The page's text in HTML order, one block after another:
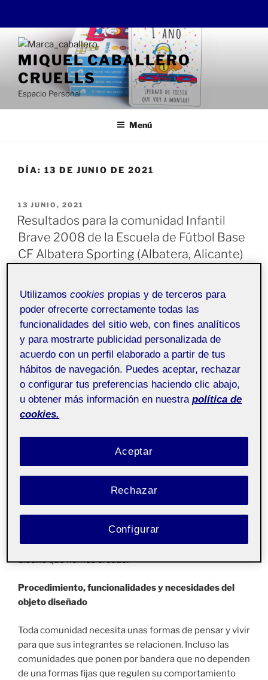
contenido
MIQUEL CABALLERO
CRUELLS
Espacio Personal
Menú
DÍA: 13 DE JUNIO DE 2021
PUBLICADO
EL
13 JUNIO, 2021
Resultados para la comunidad Infantil
Brave 2008 de la Escuela de Fútbol Base
CF Albatera Sporting (Albatera, Alicante)
Antropología del
diseño aula 1
Pública
La Escuela de Fútbol Base CF Albatera Sporting es un
proyecto que inició su andadura hace cuatro años. El
objetivo de sus promotores era la de crear un
escenario favorable al desarrollo social de los niños y
niñas del municipio a entorno al deporte, en este caso
Nuestro ámbito de trabajo ha sido el grupo de niños del
equipo infantil brave 2008. Se trata de un grupo de
unos 14 jugadores nacidos en el año 2008 y dos
entrenadores que han formado una pequeña
comunidad durante la temporada de liga 2020-2021.
Estos son nuestros resultados y la propuesta de
diseño que hemos creado.
Procedimiento, funcionalidades y necesidades del
objeto diseñado
Toda comunidad necesita unas formas de pensar y vivir
para que sus integrantes se relacionen. Incluso las
comunidades que ponen por bandera que no dependen
de una formas fijas que regulen su comportamiento
Utilizamoscookies propias y de terceros para
poder ofrecerte correctamente todas las
funcionalidades del sitio web, con fines analíticos
y para mostrarte publicidad personalizada de
acuerdo con un perfil elaborado a partir de tus
hábitos de navegación. Puedes aceptar, rechazar
o configurar tus preferencias haciendo clic abajo,
u obtener más información en nuestra política de
cookies.
Rechazar
Aceptar
Configurar